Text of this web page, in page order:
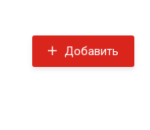
Добавить